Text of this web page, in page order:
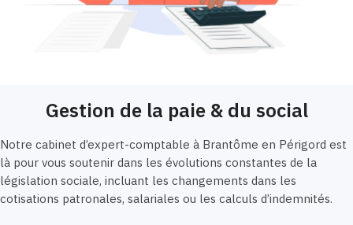
Gestion de la paie & du social
Notre cabinet d’expert-comptable à Brantôme en Périgord est
là pour vous soutenir dans les évolutions constantes de la
législation sociale, incluant les changements dans les
cotisations patronales, salariales ou les calculs d’indemnités.